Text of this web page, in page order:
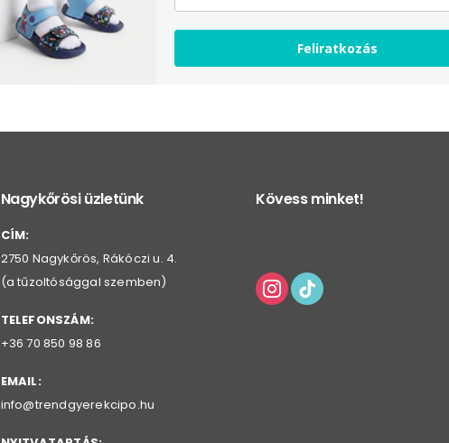
Feliratkozás
Nagykőrösi üzletünk
CÍM:
2750 Nagykőrös, Rákóczi u. 4.
(a tűzoltósággal szemben)
TELEFONSZÁM:
+36 70 850 98 86
EMAIL:
info@trendgyerekcipo.hu
Kövess minket!